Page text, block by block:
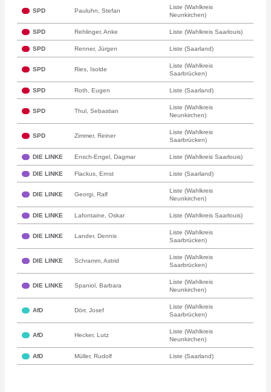
SPD Pauluhn, Stefan
Liste (Wahlkreis
Neunkirchen)
SPD Rehlinger, Anke Liste (Wahlkreis Saarlouis)
SPD Renner, Jürgen Liste (Saarland)
SPD Ries, Isolde
Liste (Wahlkreis
Saarbrücken)
SPD Roth, Eugen Liste (Saarland)
SPD Thul, Sebastian
Liste (Wahlkreis
Neunkirchen)
SPD Zimmer, Reiner
Liste (Wahlkreis
Saarbrücken)
DIE LINKE Ensch-Engel, Dagmar Liste (Wahlkreis Saarlouis)
DIE LINKE Flackus, Ernst Liste (Saarland)
DIE LINKE Georgi, Ralf
Liste (Wahlkreis
Neunkirchen)
DIE LINKE Lafontaine, Oskar Liste (Wahlkreis Saarlouis)
DIE LINKE Lander, Dennis
Liste (Wahlkreis
Saarbrücken)
DIE LINKE Schramm, Astrid
Liste (Wahlkreis
Saarbrücken)
DIE LINKE Spaniol, Barbara
Liste (Wahlkreis
Neunkirchen)
AfD Dörr, Josef
Liste (Wahlkreis
Saarbrücken)
AfD Hecker, Lutz
Liste (Wahlkreis
Neunkirchen)
AfD Müller, Rudolf Liste (Saarland)